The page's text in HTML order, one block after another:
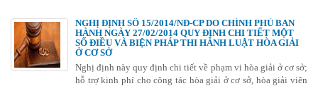
NGHỊ ĐỊNH SỐ 15/2014/NĐ-CP DO CHÍNH PHỦ BAN
HÀNH NGÀY 27/02/2014 QUY ĐỊNH CHI TIẾT MỘT
SỐ ĐIỀU VÀ BIỆN PHÁP THI HÀNH LUẬT HÒA GIẢI
Ở CƠ SỞ
Nghị định này quy định chi tiết về phạm vi hòa giải ở cơ sở;
hỗ trợ kinh phí cho công tác hòa giải ở cơ sở, hòa giải viên